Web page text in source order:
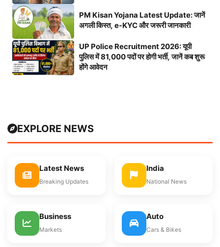
PM Kisan Yojana Latest Update: जानें
अगली किस्त, e-KYC और जरूरी जानकारी
UP Police Recruitment 2026: यूपी
पुलिस में 81,000 पदों पर होगी भर्ती, जानें कब शुरू
होंगे आवेदन
EXPLORE NEWS
Latest News
Breaking Updates
India
National News
Business
Markets
Auto
Cars & Bikes